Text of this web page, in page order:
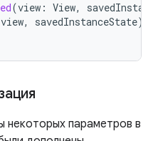
(view : View,
view, savedInstanceState)
некоторых параметров в